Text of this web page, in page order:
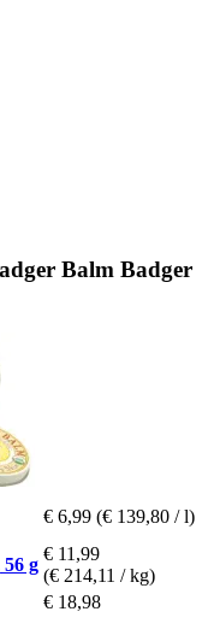
Balm Badger
€ 6,99 (€ 139,80 / l)
g
€ 11,99
(€ 214,11 / kg)
€ 18,98